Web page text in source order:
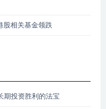
股相关基金领跌
期投资胜利的法宝